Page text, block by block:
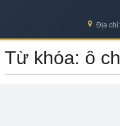
Địa
Từ khóa: ô